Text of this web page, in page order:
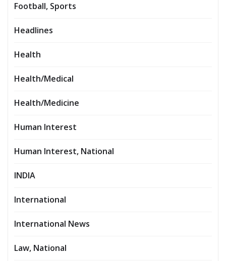
Football, Sports
Headlines
Health
Health/Medical
Health/Medicine
Human Interest
Human Interest, National
INDIA
International
International News
Law, National